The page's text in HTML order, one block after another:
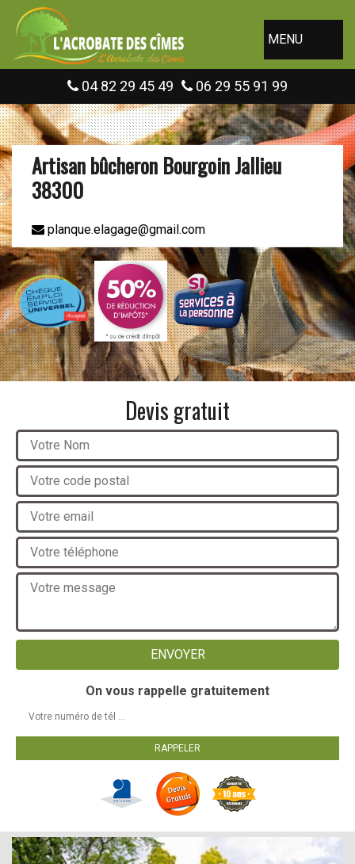
MENU
04 82 29 45 49 06 29 55 91 99
Artisan bûcheron Bourgoin Jallieu
38300
planque.elagage@gmail.com
Devis gratuit
On vous rappelle gratuitement